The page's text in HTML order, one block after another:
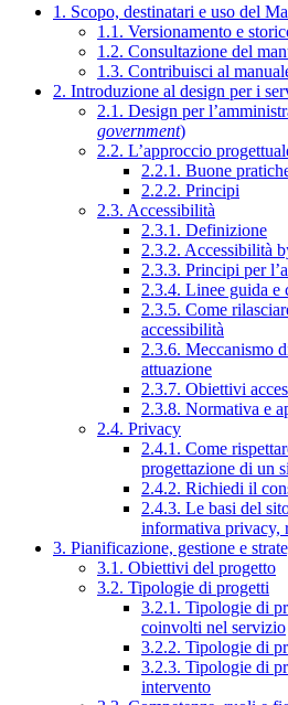
1. Scopo, destinatari e uso del
1.1. Versionamento e
1.2. Consultazione del
1.3. Contribuisci al
2. Introduzione al design per i
2.1. Design per
government)
2.2. L’approccio
2.2.1. Buone
2.2.2. Principi
2.3. Accessibilità
2.3.1. Definizione
2.3.2. Accessibilità
2.3.3. Principi per
2.3.4. Linee guida e
2.3.5. Come
accessibilità
2.3.6. Meccanismo
attuazione
2.3.7. Obiettivi
2.3.8. Normativa e
2.4. Privacy
2.4.1. Come
progettazione di un
2.4.2. Richiedi il
2.4.3. Le basi del
informativa privacy,
3. Pianificazione, gestione e
3.1. Obiettivi del progetto
3.2. Tipologie di progetti
3.2.1. Tipologie di
coinvolti nel servizio
3.2.2. Tipologie di
3.2.3. Tipologie di
intervento